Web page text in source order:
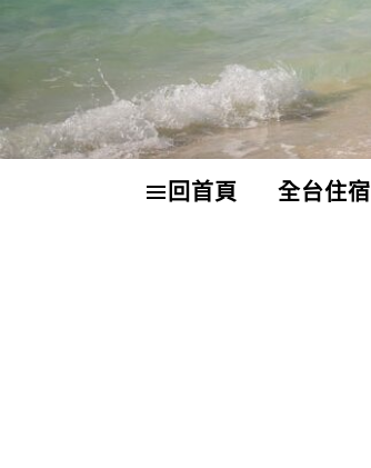
回首頁 全台住宿